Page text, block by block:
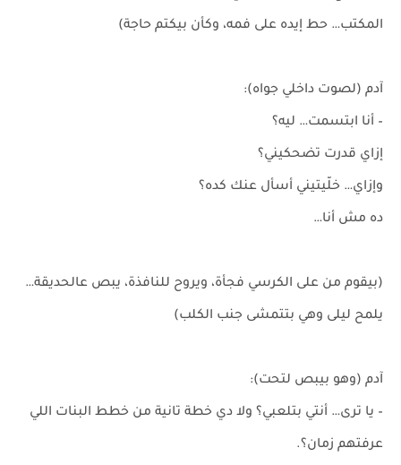
المكتب… حط إيده على فمه، وكأن بيكتم حاجة)
آدم (لصوت داخلي جواه):
– أنا ابتسمت… ليه؟
إزاي قدرت تضحكيني؟
وإزاي… خلّيتيني أسأل عنك كده؟
ده مش أنا…
(بيقوم من على الكرسي فجأة، ويروح للنافذة، يبص عالحديقة…
يلمح ليلى وهي بتتمشى جنب الكلب)
آدم (وهو بيبص لتحت):
– يا ترى… أنتي بتلعبي؟ ولا دي خطة تانية من خطط البنات اللي
عرفتهم زمان؟.